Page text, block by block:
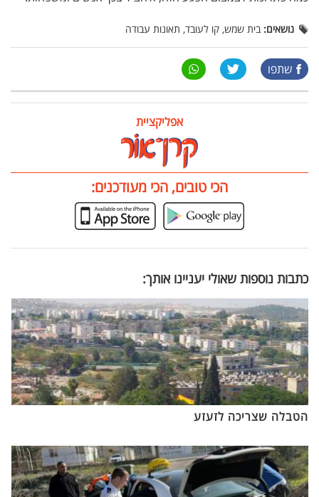
נושאים: בית שמש, קו לעובד, תאונות עבודה
שתפו
אפליקציית
הכי טובים, הכי מעודכנים:
כתבות נוספות שאולי יעניינו אותך:
הטבלה שצריכה לזעזע